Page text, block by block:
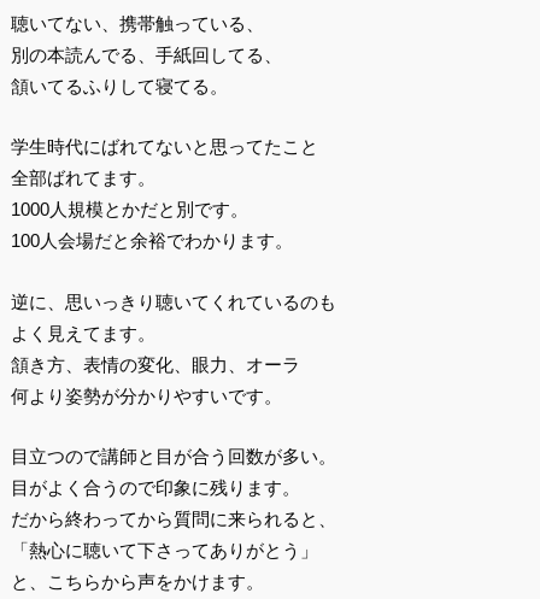
聴いてない、携帯触っている、
別の本読んでる、手紙回してる、
頷いてるふりして寝てる。
学生時代にばれてないと思ってたこと
全部ばれてます。
1000人規模とかだと別です。
100人会場だと余裕でわかります。
逆に、思いっきり聴いてくれているのも
よく見えてます。
頷き方、表情の変化、眼力、オーラ
何より姿勢が分かりやすいです。
目立つので講師と目が合う回数が多い。
目がよく合うので印象に残ります。
だから終わってから質問に来られると、
「熱心に聴いて下さってありがとう」
と、こちらから声をかけます。